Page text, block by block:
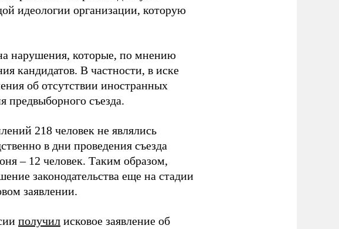
идеологии организации, которую
нарушения, которые, по мнению
кандидатов. В частности, в иске
об отсутствии иностранных
предвыборного съезда.
218 человек не являлись
в дни проведения съезда
– 12 человек. Таким образом,
законодательства еще на стадии
заявлении.
получил исковое заявление об